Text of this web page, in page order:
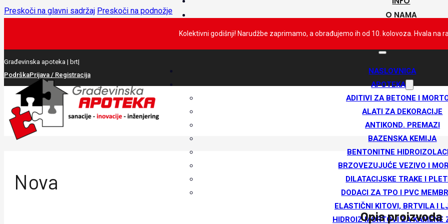
Preskoči na glavni sadržaj Preskoči na podnožje
Kolektivni godišnji! Narudžbe zaprimamo, a obrađujemo ih od 10. kolovoza. Hvala na
Građevinska apoteka | brtvil
PodrškaPrijava / Registracija
O NAMA
KONTAKT
NASLOVNICA
APOTEKA
ADITIVI ZA BETONE I
ALATI ZA DEKORACIJE
ANTIKOND. PREMAZI
BAZENSKA KEMIJA
BENTONITNE
BRZOVEZUJUĆE VEZIVO I
DILATACIJSKE TRAKE I
DODACI ZA TPO I PVC
ELASTIČNI KITOVI, BRTVILA I
HIDROIZ MORTOVI ZA KAMENE
Nova
Opis proizvoda